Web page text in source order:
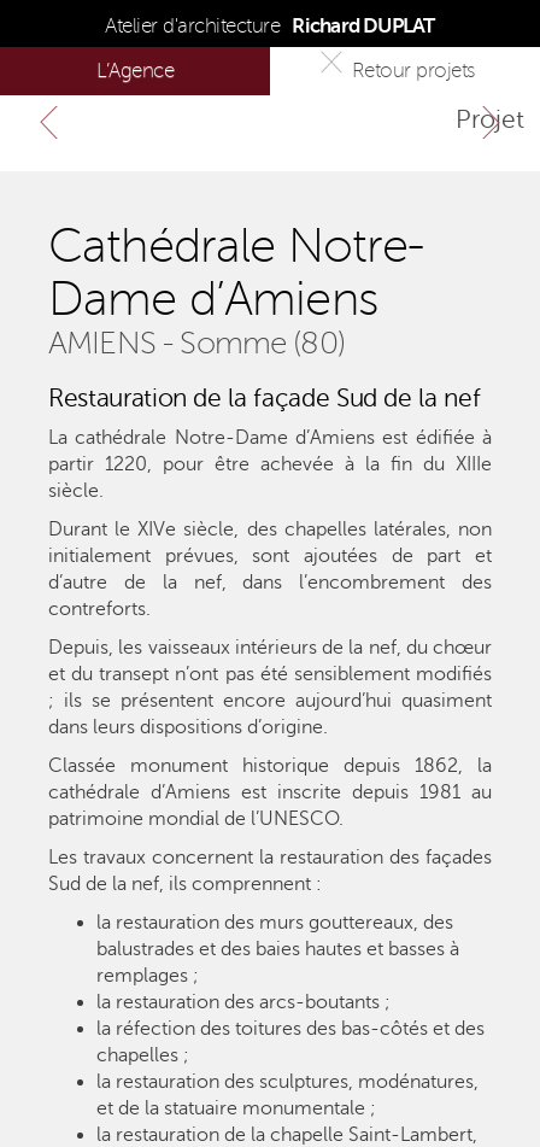
Atelier d'architecture Richard DUPLAT
L’Agence
Retour projets
Projet
Cathédrale Notre-
Dame d’Amiens
AMIENS - Somme (80)
Restauration de la façade Sud de la nef
La cathédrale Notre-Dame d’Amiens est édifiée à
partir 1220, pour être achevée à la fin du XIIIe
siècle.
Durant le XIVe siècle, des chapelles latérales, non
initialement prévues, sont ajoutées de part et
d’autre de la nef, dans l’encombrement des
contreforts.
Depuis, les vaisseaux intérieurs de la nef, du chœur
et du transept n’ont pas été sensiblement modifiés
; ils se présentent encore aujourd’hui quasiment
dans leurs dispositions d’origine.
Classée monument historique depuis 1862, la
cathédrale d’Amiens est inscrite depuis 1981 au
patrimoine mondial de l’UNESCO.
Les travaux concernent la restauration des façades
Sud de la nef, ils comprennent :
la restauration des murs gouttereaux, des
balustrades et des baies hautes et basses à
remplages ;
la restauration des arcs-boutants ;
la réfection des toitures des bas-côtés et des
chapelles ;
la restauration des sculptures, modénatures,
et de la statuaire monumentale ;
la restauration de la chapelle Saint-Lambert,